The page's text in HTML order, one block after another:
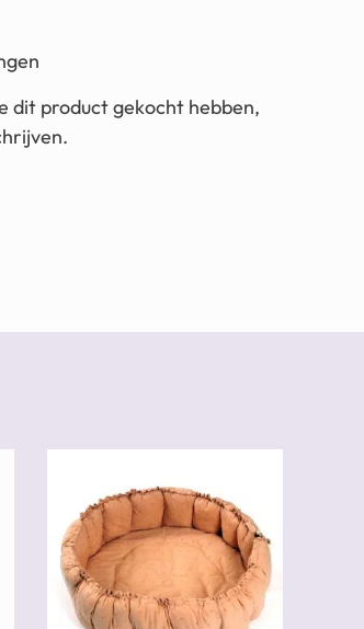
dit product gekocht hebben,